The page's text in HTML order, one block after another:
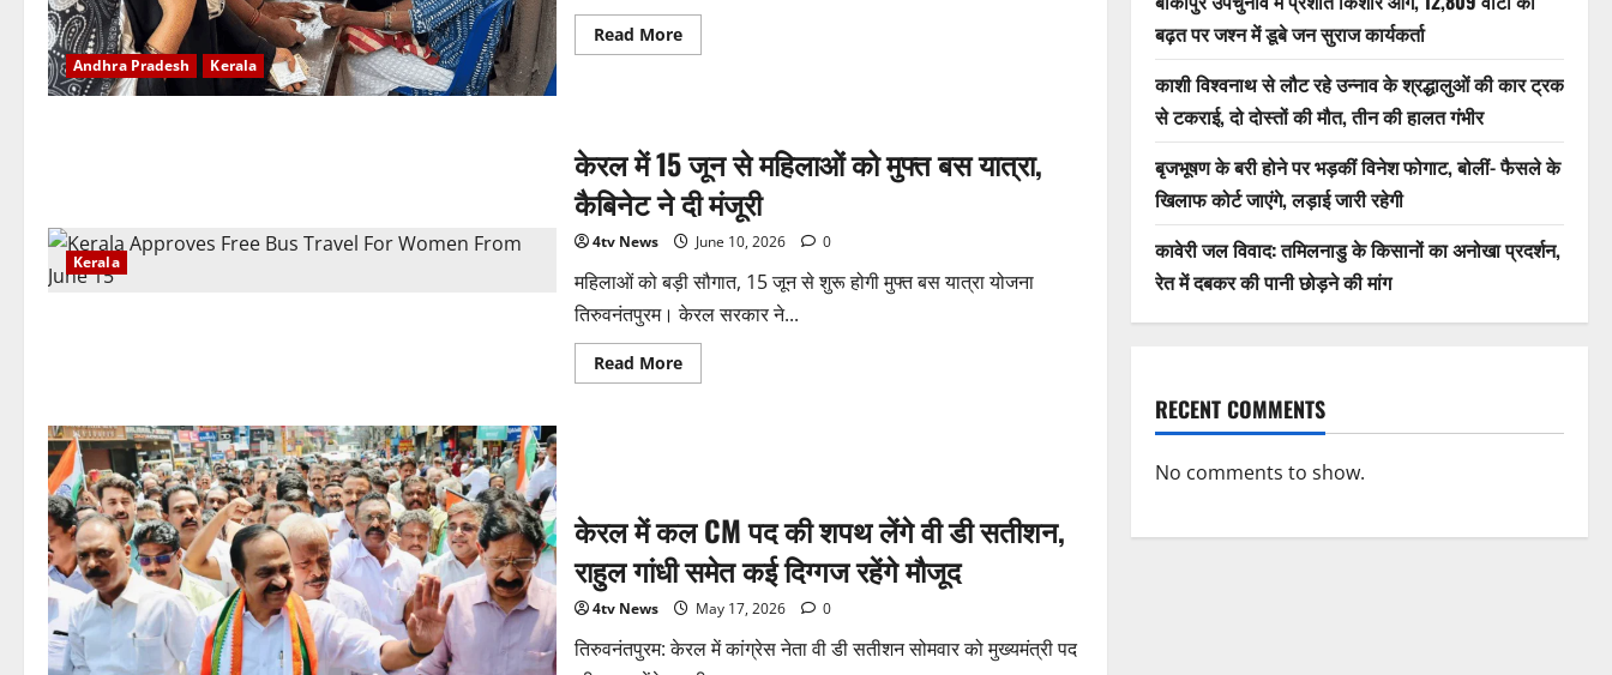
Andhra Pradesh Kerala
Read MoreRead
more
कर्नाटक
SIR
प्रक्रिया
शुरू,
मतदाताओं
से
नाम
जांचने
और
करने
की
Kerala
केरल में 15 जून से महिलाओं को मुफ्त बस यात्रा,
कैबिनेट ने दी मंजूरी
4tv News June 10, 2026 0
महिलाओं को बड़ी सौगात, 15 जून से शुरू होगी मुफ्त बस यात्रा योजना
तिरुवनंतपुरम। केरल सरकार ने...
Read MoreRead
more
मुफ्त
बस
यात्रा,
कैबिनेट
ने
दी
केरल में कल CM पद की शपथ लेंगे वी डी सतीशन,
राहुल गांधी समेत कई दिग्गज रहेंगे मौजूद
4tv News May 17, 2026 0
तिरुवनंतपुरम: केरल में कांग्रेस नेता वी डी सतीशन सोमवार को मुख्यमंत्री पद
बढ़त पर जश्न में डूबे जन सुराज कार्यकर्ता
काशी विश्वनाथ से लौट रहे उन्नाव के श्रद्धालुओं की कार ट्रक
से टकराई, दो दोस्तों की मौत, तीन की हालत गंभीर
बृजभूषण के बरी होने पर भड़कीं विनेश फोगाट, बोलीं- फैसले के
खिलाफ कोर्ट जाएंगे, लड़ाई जारी रहेगी
कावेरी जल विवाद: तमिलनाडु के किसानों का अनोखा प्रदर्शन,
रेत में दबकर की पानी छोड़ने की मांग
RECENT COMMENTS
No comments to show.